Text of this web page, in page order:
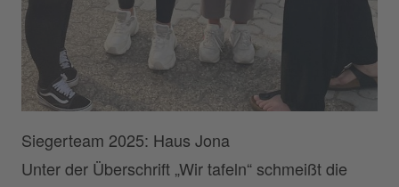
Siegerteam 2025: Haus Jona
Unter der Überschrift „Wir tafeln“ schmeißt die